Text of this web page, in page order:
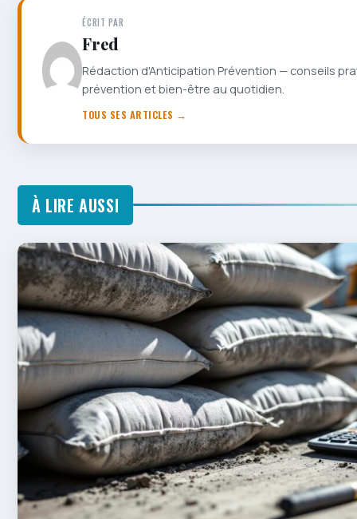
ÉCRIT PAR
Fred
Rédaction d'Anticipation Prévention — conseils
prévention et bien-être au quotidien.
TOUS SES ARTICLES →
À LIRE AUSSI